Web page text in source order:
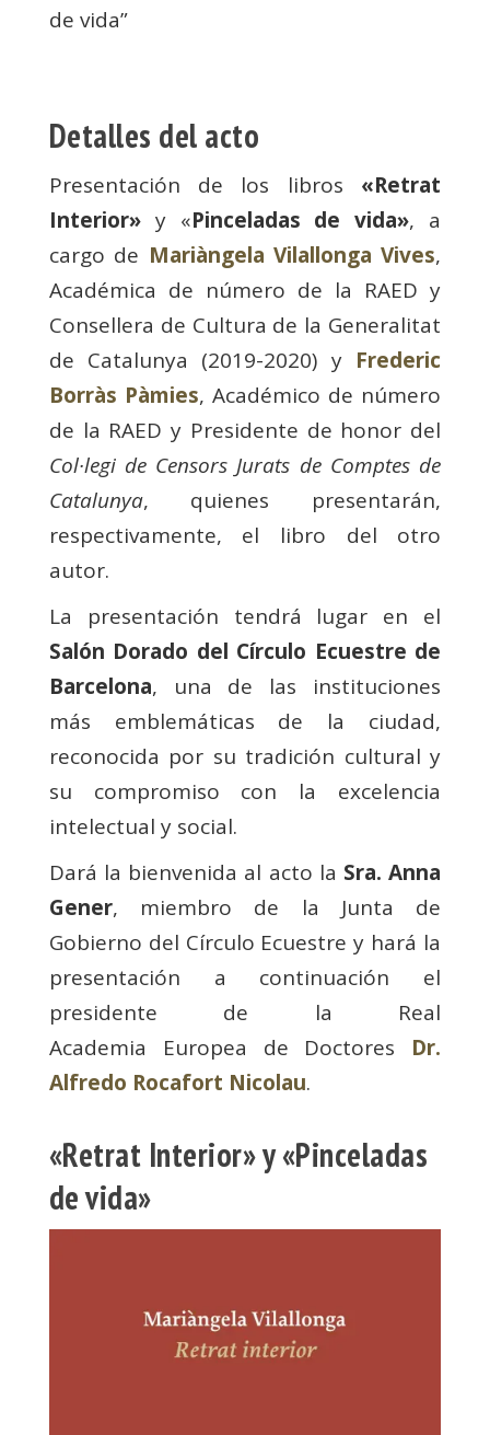
de vida”
Detalles del acto
Presentación de los libros «Retrat
Interior»y «Pinceladas de vida», a
cargo de Mariàngela Vilallonga Vives,
Académica de número de la RAED y
Consellera de Cultura de la Generalitat
de Catalunya (2019-2020) y Frederic
Borràs Pàmies, Académico de número
de la RAED y Presidente de honor del
Col·legi de Censors Jurats de Comptes de
Catalunya, quienes presentarán,
respectivamente, el libro del otro
autor.
La presentación tendrá lugar en el
Salón Dorado del Círculo Ecuestre de
Barcelona, una de las instituciones
más emblemáticas de la ciudad,
reconocida por su tradición cultural y
su compromiso con la excelencia
intelectual y social.
Dará la bienvenida al acto la Sra. Anna
Gener, miembro de la Junta de
Gobierno del Círculo Ecuestre y hará la
presentación a continuación el
presidente de la Real
Academia Europea de Doctores Dr.
Alfredo Rocafort Nicolau.
«Retrat Interior» y «Pinceladas
de vida»